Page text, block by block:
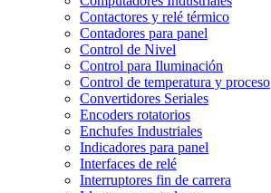
Contactores y relé térmico
Contadores para panel
Control de Nivel
Control para Iluminación
Control de temperatura y proceso
Convertidores Seriales
Encoders rotatorios
Enchufes Industriales
Indicadores para panel
Interfaces de relé
Interruptores fin de carrera